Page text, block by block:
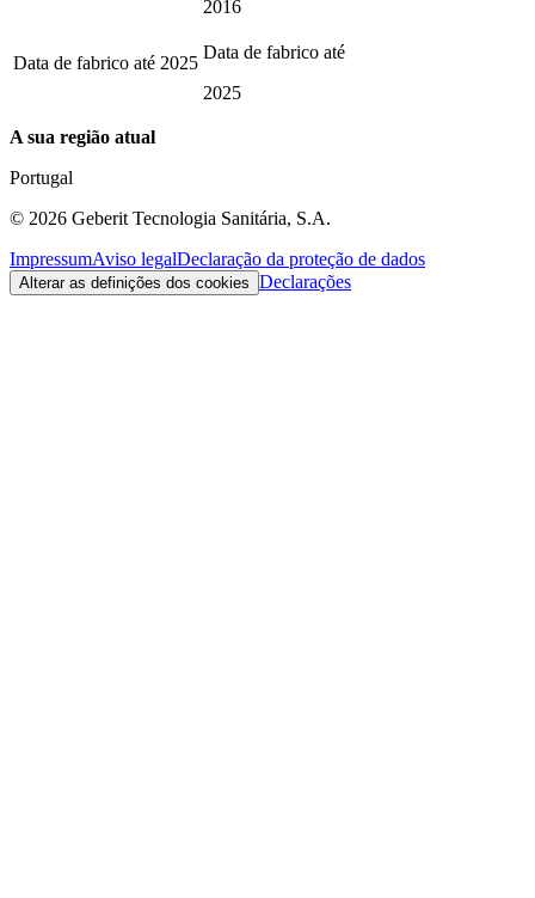
2016
Data de fabrico até 2025
Data de fabrico até
2025
A sua região atual
Portugal
© 2026 Geberit Tecnologia Sanitária, S.A.
ImpressumAviso legalDeclaração da proteção de dados
Alterar as definições dos cookies Declarações